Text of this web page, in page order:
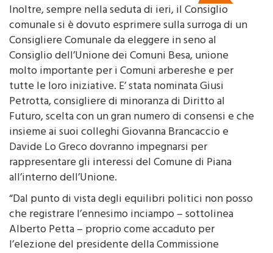
Inoltre, sempre nella seduta di ieri, il Consiglio
comunale si è dovuto esprimere sulla surroga di un
Consigliere Comunale da eleggere in seno al
Consiglio dell’Unione dei Comuni Besa, unione
molto importante per i Comuni arbereshe e per
tutte le loro iniziative. E’ stata nominata Giusi
Petrotta, consigliere di minoranza di Diritto al
Futuro, scelta con un gran numero di consensi e che
insieme ai suoi colleghi Giovanna Brancaccio e
Davide Lo Greco dovranno impegnarsi per
rappresentare gli interessi del Comune di Piana
all’interno dell’Unione.
“Dal punto di vista degli equilibri politici non posso
che registrare l’ennesimo inciampo – sottolinea
Alberto Petta – proprio come accaduto per
l’elezione del presidente della Commissione